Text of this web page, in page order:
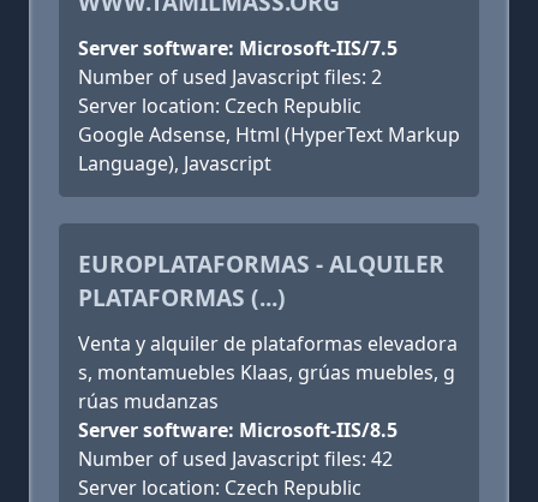
Server software: Microsoft-IIS/7.5
Number of used Javascript files: 2
Server location: Czech Republic
Google Adsense, Html (HyperText Markup
Language), Javascript
EUROPLATAFORMAS - ALQUILER
PLATAFORMAS (...)
Venta y alquiler de plataformas elevadora
s, montamuebles Klaas, grúas muebles, g
rúas mudanzas
Server software: Microsoft-IIS/8.5
Number of used Javascript files: 42
Server location: Czech Republic